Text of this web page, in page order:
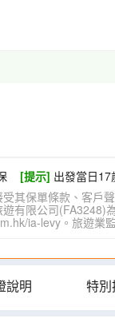
[提示] 出發當日
其保單條款、客戶
有限公司
ia-levy。旅遊業
說明 特別